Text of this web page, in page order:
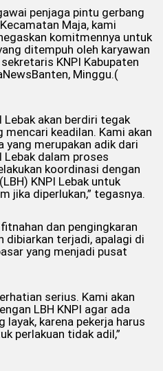
penjaga pintu gerbang
Maja, kami
komitmennya untuk
ditempuh oleh karyawan
KNPI Kabupaten
Minggu.(
Lebak akan berdiri tegak
mencari keadilan. Kami akan
yang merupakan adik dari
Lebak dalam proses
koordinasi dengan
KNPI Lebak untuk
jika diperlukan,” tegasnya.
dan pengingkaran
dibiarkan terjadi, apalagi di
yang menjadi pusat
serius. Kami akan
LBH KNPI agar ada
layak, karena pekerja harus
perlakuan tidak adil,”